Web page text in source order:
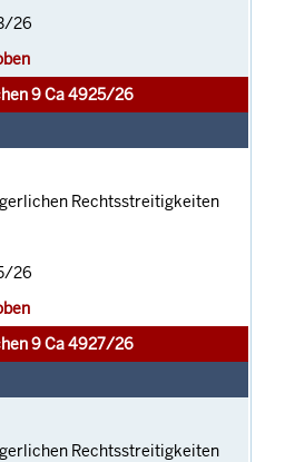
26
9 Ca 4925/26
Rechtsstreitigkeiten
26
9 Ca 4927/26
Rechtsstreitigkeiten